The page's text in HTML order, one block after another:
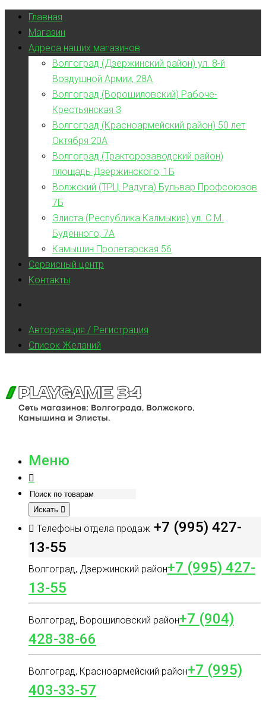
Главная
Магазин
Адреса наших магазинов
Волгоград (Дзержинский район) ул. 8-й
Воздушной Армии, 28А
Волгоград (Ворошиловский) Рабоче-
Крестьянская 3
Волгоград (Красноармейский район) 50 лет
Октября 20А
Волгоград (Тракторозаводский район)
площадь Дзержинского, 1Б
Волжский (ТРЦ Радуга) Бульвар Профсоюзов
7Б
Элиста (Республика Калмыкия) ул. С.М.
Будённого, 7А
Камышин Пролетарская 56
Сервисный центр
Контакты
Авторизация / Регистрация
Список Желаний
Меню
Искать
Телефоны отдела продаж +7 (995) 427-
13-55
Волгоград, Дзержинский район+7 (995) 427-
13-55
Волгоград, Ворошиловский район+7 (904)
428-38-66
Волгоград, Красноармейский район+7 (995)
403-33-57